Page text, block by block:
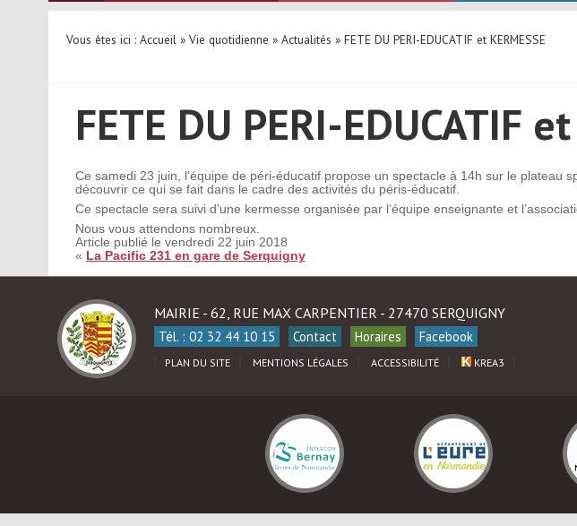
Vous êtes ici : Accueil» Vie quotidienne » Actualités » FETE DU PERI-EDUCATIF et KERMESSE
FETE DU PERI-EDUCATIF
Ce samedi 23 juin, l’équipe de péri-éducatif propose un spectacle à 14h sur le plateau
découvrir ce qui se fait dans le cadre des activités du péris-éducatif.
Ce spectacle sera suivi d’une kermesse organisée par l’équipe enseignante et
Nous vous attendons nombreux.
Article publié le vendredi 22 juin 2018
« La Pacific 231 en gare de Serquigny
MAIRIE - 62, RUE MAX CARPENTIER - 27470 SERQUIGNY
Tél. : 02 32 44 10 15 Contact Horaires Facebook
PLAN DU SITE MENTIONS LÉGALES ACCESSIBILITÉ KREA3